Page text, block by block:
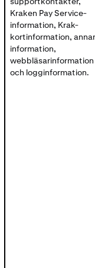
Kraken Pay Service-
information, Krak-
kortinformation,
information,
webbläsarinformation
och logginformation.